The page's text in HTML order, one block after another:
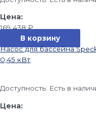
169 438₽
В корзину
Насос для бассейна
0,45 кВт
Доступность: Есть в